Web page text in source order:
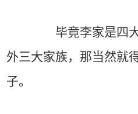
毕竟李家是四大家
外三大家族，那当然就
子。